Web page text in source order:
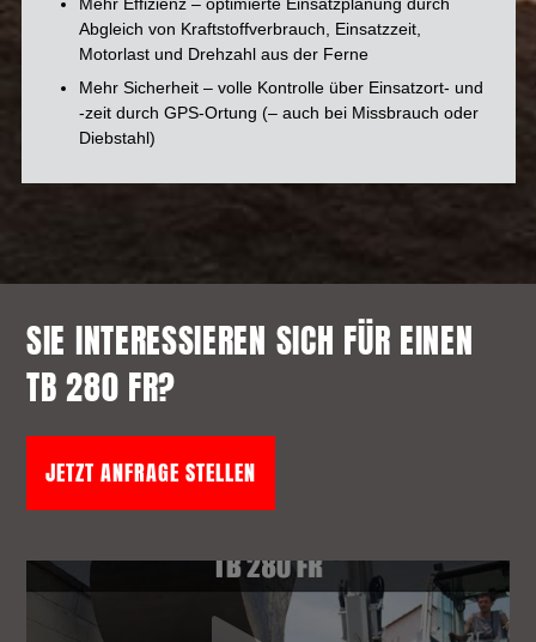
Mehr Effizienz – optimierte Einsatzplanung durch
Abgleich von Kraftstoffverbrauch, Einsatzzeit,
Motorlast und Drehzahl aus der Ferne
Mehr Sicherheit – volle Kontrolle über Einsatzort- und
-zeit durch GPS-Ortung (– auch bei Missbrauch oder
Diebstahl)
SIE INTERESSIEREN SICH FÜR EINEN
TB 280 FR?
JETZT ANFRAGE STELLEN